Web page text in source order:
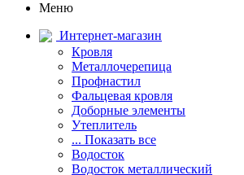
Меню
Интернет-магазин
Кровля
Металлочерепица
Профнастил
Фальцевая кровля
Доборные элементы
Утеплитель
... Показать все
Водосток
Водосток металлический